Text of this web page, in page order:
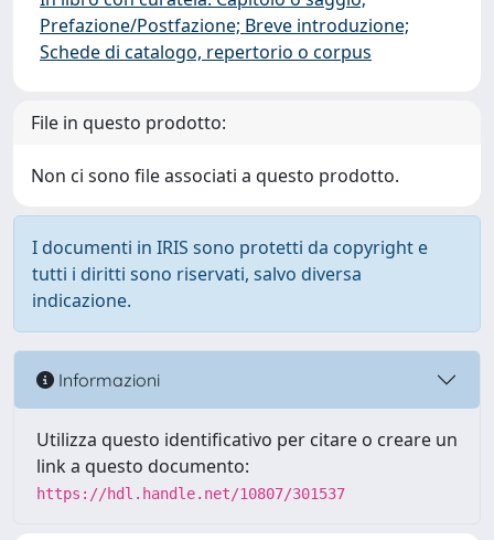
Prefazione/Postfazione; Breve introduzione;
Schede di catalogo, repertorio o corpus
File in questo prodotto:
Non ci sono file associati a questo prodotto.
I documenti in IRIS sono protetti da copyright e
tutti i diritti sono riservati, salvo diversa
indicazione.
Informazioni
Utilizza questo identificativo per citare o creare un
link a questo documento:
https://hdl.handle.net/10807/301537